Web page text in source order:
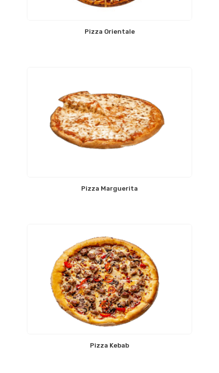
Pizza Orientale
Pizza Marguerita
Pizza Kebab